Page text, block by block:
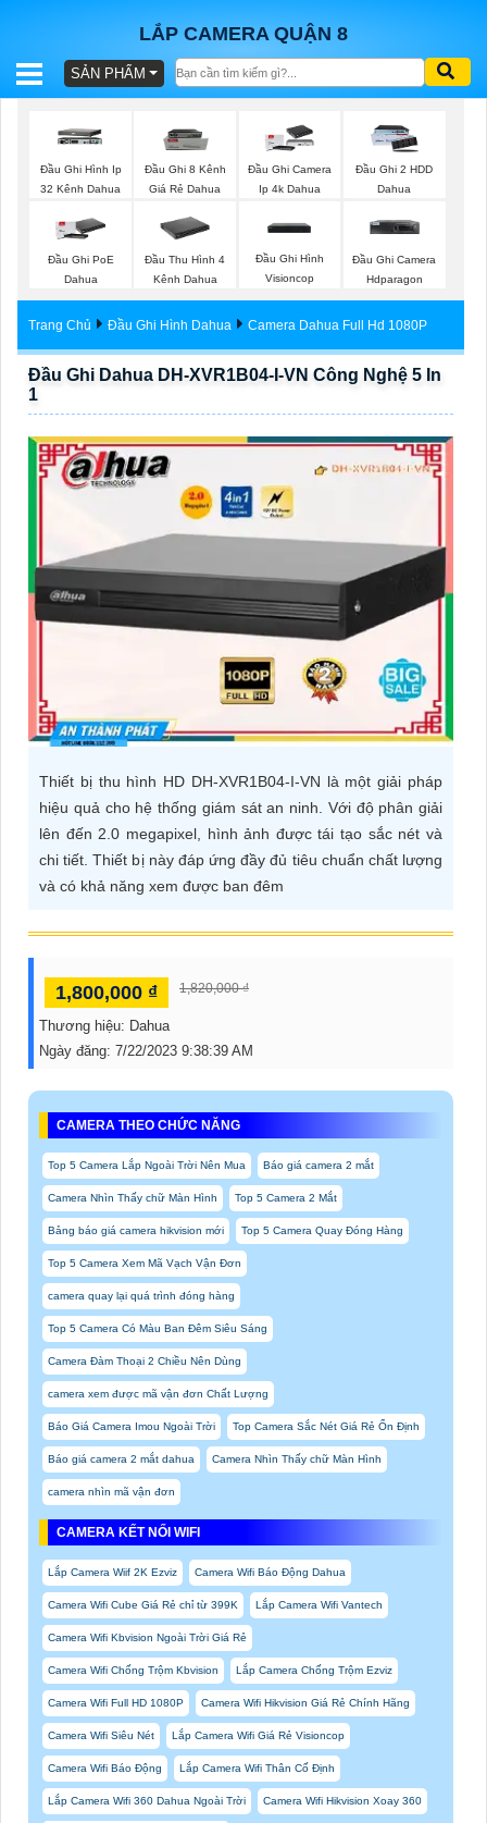
LẮP CAMERA QUẬN 8
BÁO
GÓI
TƯ
VẤN
LẮP
PHỤ
KIỆN
TƯ
VẤN
DỊCH
VỤ
SẢN PHẨM
Đầu Ghi Hình Ip
32 Kênh Dahua
Đầu Ghi 8 Kênh
Giá Rẻ Dahua
Đầu Ghi Camera
Ip 4k Dahua
Đầu Ghi 2 HDD
Dahua
Đầu Ghi PoE
Dahua
Đầu Thu Hình 4
Kênh Dahua
Đầu Ghi Hình
Visioncop
Đầu Ghi Camera
Hdparagon
Trang Chủ Đầu Ghi Hình Dahua Camera Dahua Full Hd 1080P
Đầu Ghi Dahua DH-XVR1B04-I-VN Công Nghệ 5 In
1
Thiết bị thu hình HD DH-XVR1B04-I-VN là một giải pháp
hiệu quả cho hệ thống giám sát an ninh. Với độ phân giải
lên đến 2.0 megapixel, hình ảnh được tái tạo sắc nét và
chi tiết. Thiết bị này đáp ứng đầy đủ tiêu chuẩn chất lượng
và có khả năng xem được ban đêm
1,800,000 ₫ 1,820,000 ₫
Thương hiệu: Dahua
Ngày đăng: 7/22/2023 9:38:39 AM
CAMERA THEO CHỨC NĂNG
Top 5 Camera Lắp Ngoài Trời Nên Mua Báo giá camera 2 mắt
Camera Nhìn Thấy chữ Màn Hình Top 5 Camera 2 Mắt
Bảng báo giá camera hikvision mới Top 5 Camera Quay Đóng Hàng
Top 5 Camera Xem Mã Vạch Vận Đơn
camera quay lại quá trình đóng hàng
Top 5 Camera Có Màu Ban Đêm Siêu Sáng
Camera Đàm Thoại 2 Chiều Nên Dùng
camera xem được mã vận đơn Chất Lượng
Báo Giá Camera Imou Ngoài Trời Top Camera Sắc Nét Giá Rẻ Ổn Định
Báo giá camera 2 mắt dahua Camera Nhìn Thấy chữ Màn Hình
camera nhìn mã vận đơn
CAMERA KẾT NỐI WIFI
Lắp Camera Wiif 2K Ezviz Camera Wifi Báo Động Dahua
Camera Wifi Cube Giá Rẻ chỉ từ 399K Lắp Camera Wifi Vantech
Camera Wifi Kbvision Ngoài Trời Giá Rẻ
Camera Wifi Chống Trộm Kbvision Lắp Camera Chống Trộm Ezviz
Camera Wifi Full HD 1080P Camera Wifi Hikvision Giá Rẻ Chính Hãng
Camera Wifi Siêu Nét Lắp Camera Wifi Giá Rẻ Visioncop
Camera Wifi Báo Động Lắp Camera Wifi Thân Cố Định
Lắp Camera Wifi 360 Dahua Ngoài Trời Camera Wifi Hikvision Xoay 360